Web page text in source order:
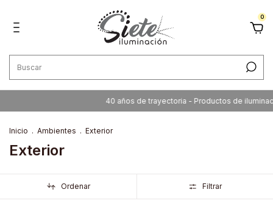
0
40 años de trayectoria - Productos de iluminación de
Inicio . Ambientes . Exterior
Exterior
Ordenar Filtrar